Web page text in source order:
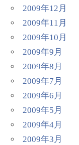
2009年12月
2009年11月
2009年10月
2009年9月
2009年8月
2009年7月
2009年6月
2009年5月
2009年4月
2009年3月